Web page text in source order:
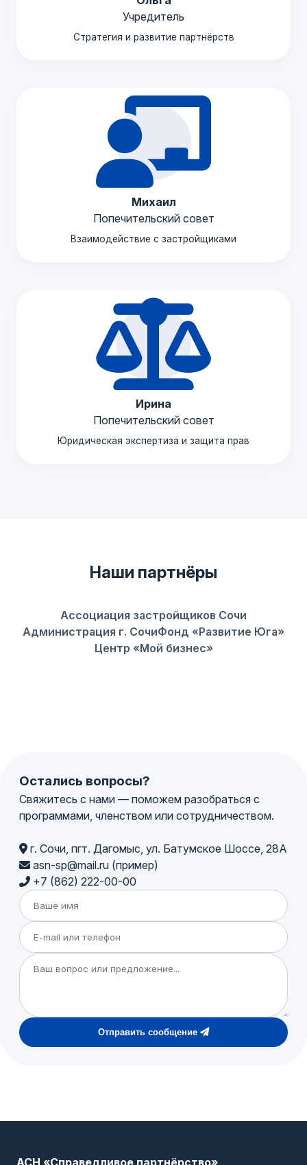
Учредитель
Стратегия и развитие партнёрств
Михаил
Попечительский совет
Взаимодействие с застройщиками
Ирина
Попечительский совет
Юридическая экспертиза и защита прав
Наши партнёры
Ассоциация застройщиков Сочи
Администрация г. СочиФонд «Развитие Юга»
Центр «Мой бизнес»
Остались вопросы?
Свяжитесь с нами — поможем разобраться с
программами, членством или сотрудничеством.
г. Сочи, пгт. Дагомыс, ул. Батумское Шоссе, 28А
asn-sp@mail.ru (пример)
+7 (862) 222-00-00
Отправить сообщение